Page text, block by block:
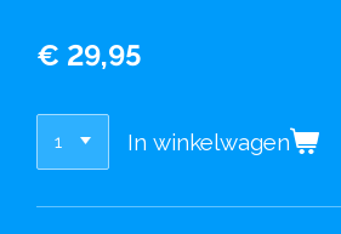
€ 29,95
In winkelwagen